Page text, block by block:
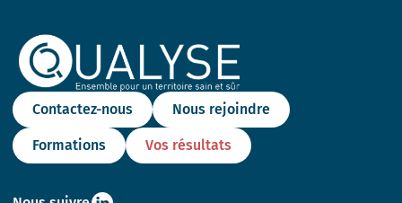
Contactez-nous Nous rejoindre
Formations Vos résultats